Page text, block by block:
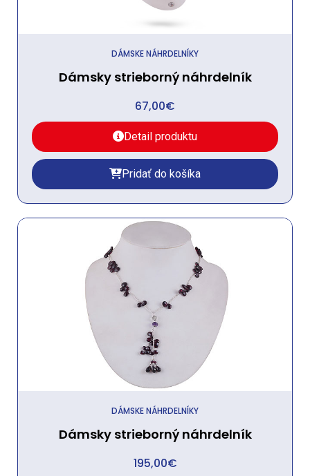
DÁMSKE NÁHRDELNÍKY
Dámsky strieborný náhrdelník
67,00€
Detail produktu
Pridať do košíka
DÁMSKE NÁHRDELNÍKY
Dámsky strieborný náhrdelník
195,00€